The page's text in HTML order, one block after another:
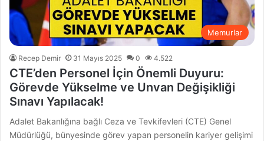
Memurlar
Recep Demir 31 Mayıs 2025 0 4.522
CTE’den Personel İçin Önemli Duyuru:
Görevde Yükselme ve Unvan Değişikliği
Sınavı Yapılacak!
Adalet Bakanlığına bağlı Ceza ve Tevkifevleri (CTE) Genel
Müdürlüğü, bünyesinde görev yapan personelin kariyer gelişimi